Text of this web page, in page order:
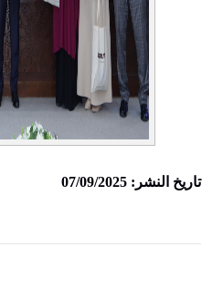
تاريخ النشر: 07/09/2025